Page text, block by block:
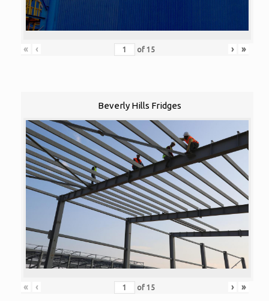
« ‹ of 15 › »
Beverly Hills Fridges
« ‹ of 15 › »